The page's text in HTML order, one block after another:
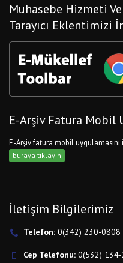
Muhasebe Hizmeti
Tarayıcı Eklentimizi
E-Arşiv Fatura Mobil
E-Arşiv fatura mobil
buraya tıklayın
İletişim Bilgilerimiz
Telefon: 0(342) 230-0808
Cep Telefonu: 0(532)